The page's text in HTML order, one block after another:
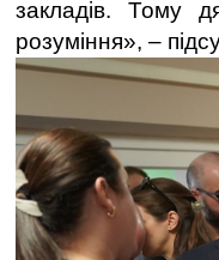
закладів. Тому
розуміння», –